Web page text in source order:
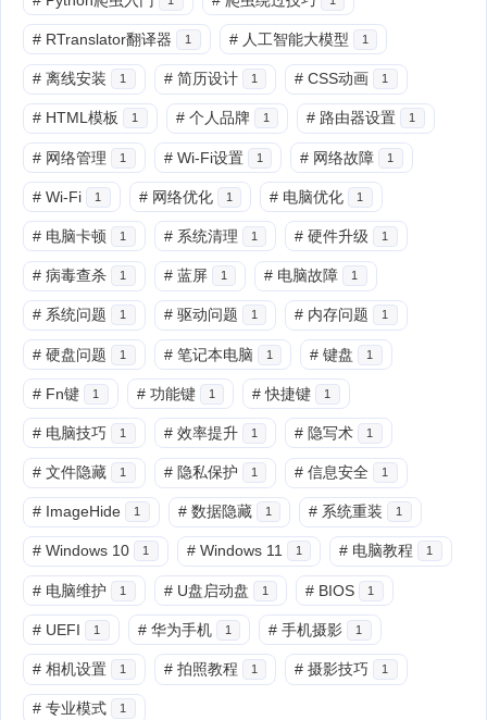
# RTranslator翻译器 1 # 人工智能大模型 1
# 离线安装 1 # 简历设计 1 # CSS动画 1
# HTML模板 1 # 个人品牌 1 # 路由器设置 1
# 网络管理 1 # Wi-Fi设置 1 # 网络故障 1
# Wi-Fi 1 # 网络优化 1 # 电脑优化 1
# 电脑卡顿 1 # 系统清理 1 # 硬件升级 1
# 病毒查杀 1 # 蓝屏 1 # 电脑故障 1
# 系统问题 1 # 驱动问题 1 # 内存问题 1
# 硬盘问题 1 # 笔记本电脑 1 # 键盘 1
# Fn键 1 # 功能键 1 # 快捷键 1
# 电脑技巧 1 # 效率提升 1 # 隐写术 1
# 文件隐藏 1 # 隐私保护 1 # 信息安全 1
# ImageHide 1 # 数据隐藏 1 # 系统重装 1
# Windows 10 1 # Windows 11 1 # 电脑教程 1
# 电脑维护 1 # U盘启动盘 1 # BIOS 1
# UEFI 1 # 华为手机 1 # 手机摄影 1
# 相机设置 1 # 拍照教程 1 # 摄影技巧 1
# 专业模式 1